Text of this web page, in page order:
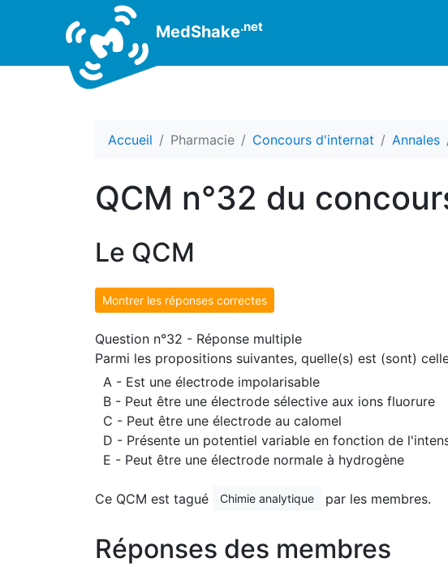
MedShake.net
Accueil Pharmacie Concours d'internat Annales
QCM n°32 du
Le QCM
Montrer les réponses correctes
Question n°32 - Réponse multiple
Parmi les propositions suivantes, quelle(s) est (sont)
A - Est une électrode impolarisable
B - Peut être une électrode sélective aux ions fluorure
C - Peut être une électrode au calomel
D - Présente un potentiel variable en fonction de
E - Peut être une électrode normale à hydrogène
Ce QCM est tagué Chimie analytique par les membres.
Réponses des membres